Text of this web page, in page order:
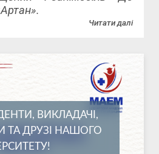
Читати далі
ВИКЛАДАЧІ,
ТА ДРУЗІ НАШОГО